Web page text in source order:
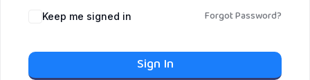
Keep me signed in Forgot Password?
Sign In